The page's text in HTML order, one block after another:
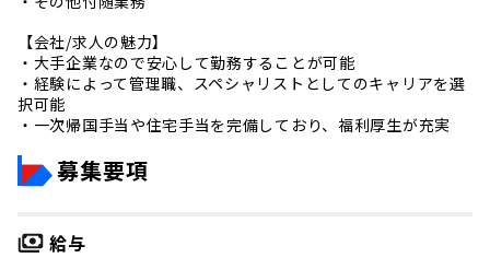
【会社/求人の魅力】
・大手企業なので安心して勤務することが可能
・経験によって管理職、スペシャリストとしてのキャリアを選
択可能
・一次帰国手当や住宅手当を完備しており、福利厚生が充実
募集要項
給与